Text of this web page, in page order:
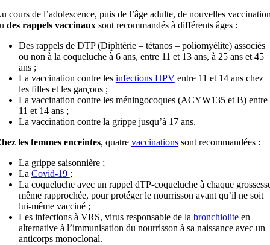
cours de l’adolescence, puis de l’âge adulte, de nouvelles
des rappels vaccinauxsont recommandés à différents âges :
Des rappels de DTP (Diphtérie – tétanos – poliomyélite) associés
ou non à la coqueluche à 6 ans, entre 11 et 13 ans, à 25 ans et 45
ans ;
La vaccination contre les infections HPVentre 11 et 14 ans chez
les filles et les garçons ;
La vaccination contre les méningocoques (ACYW135 et B) entre
11 et 14 ans ;
La vaccination contre la grippe jusqu’à 17 ans.
les femmes enceintes, quatre vaccinationssont recommandées :
La grippe saisonnière ;
La Covid-19 ;
La coqueluche avec un rappel dTP-coqueluche à chaque
même rapprochée, pour protéger le nourrisson avant qu’il ne soit
lui-même vacciné ;
Les infections à VRS, virus responsable de la bronchioliteen
alternative à l’immunisation du nourrisson à sa naissance avec un
anticorps monoclonal.